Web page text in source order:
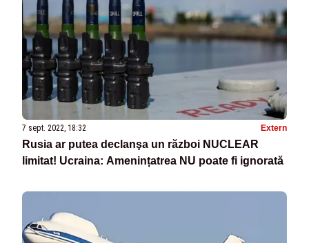
7 sept. 2022, 18:32 Extern
Rusia ar putea declanşa un război NUCLEAR
limitat! Ucraina: Amenințatrea NU poate fi ignorată